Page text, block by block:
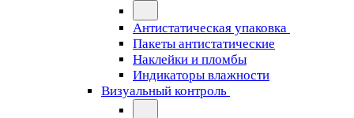
Антистатическая упаковка
Пакеты антистатические
Наклейки и пломбы
Индикаторы влажности
Визуальный контроль